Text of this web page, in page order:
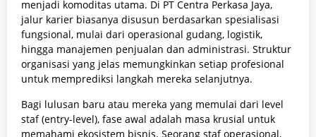
menjadi komoditas utama. Di PT Centra Perkasa Jaya,
jalur karier biasanya disusun berdasarkan spesialisasi
fungsional, mulai dari operasional gudang, logistik,
hingga manajemen penjualan dan administrasi. Struktur
organisasi yang jelas memungkinkan setiap profesional
untuk memprediksi langkah mereka selanjutnya.
Bagi lulusan baru atau mereka yang memulai dari level
staf (entry-level), fase awal adalah masa krusial untuk
memahami ekosistem bisnis. Seorang staf operasional,